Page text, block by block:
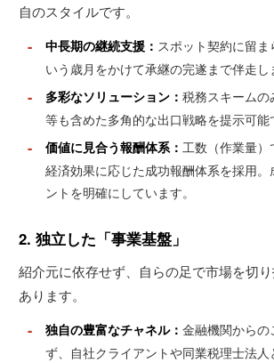
自のスタイルです。
- 中長期の継続支援： スポット契約に留
いう歳月をかけて承継の完遂まで伴走し
- 多彩なソリューション： 税務スキーム
等も含めた多角的な出口戦略を提示可能
- 価値に見合う報酬体系： 工数（作業量
経済効果に応じた成功報酬体系を採用。
ントを明確にしています。
2. 独立した「事業基盤」
紹介元に依存せず、自らの足で市場を切
あります。
- 独自の豊富なチャネル： 金融機関からの
ず、自社クライアントや同業税理士法人